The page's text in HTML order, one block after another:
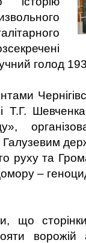
голод
Т.Г.
Галузевим
руху та
–
що
ворожій